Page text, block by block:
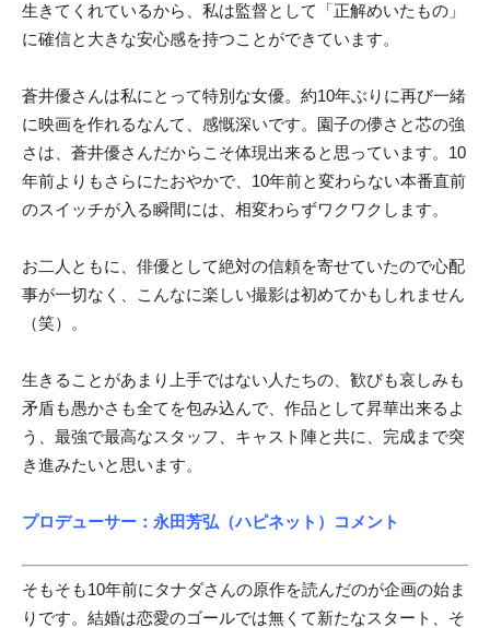
生きてくれているから、私は監督として「正解めいたもの」
に確信と大きな安心感を持つことができています。
蒼井優さんは私にとって特別な女優。約10年ぶりに再び一緒
に映画を作れるなんて、感慨深いです。園子の儚さと芯の強
さは、蒼井優さんだからこそ体現出来ると思っています。10
年前よりもさらにたおやかで、10年前と変わらない本番直前
のスイッチが入る瞬間には、相変わらずワクワクします。
お二人ともに、俳優として絶対の信頼を寄せていたので心配
事が一切なく、こんなに楽しい撮影は初めてかもしれません
（笑）。
生きることがあまり上手ではない人たちの、歓びも哀しみも
矛盾も愚かさも全てを包み込んで、作品として昇華出来るよ
う、最強で最高なスタッフ、キャスト陣と共に、完成まで突
き進みたいと思います。
プロデューサー：永田芳弘（ハピネット）コメント
そもそも10年前にタナダさんの原作を読んだのが企画の始ま
りです。結婚は恋愛のゴールでは無くて新たなスタート、そ